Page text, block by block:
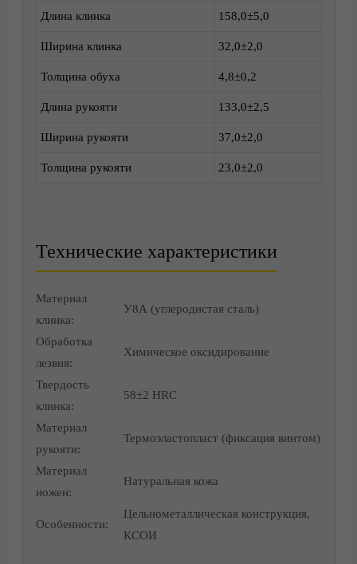
Длина клинка 158,0±5,0
Ширина клинка 32,0±2,0
Толщина обуха 4,8±0,2
Длина рукояти 133,0±2,5
Ширина рукояти 37,0±2,0
Толщина рукояти 23,0±2,0
Технические характеристики
Материал
клинка:
У8А (углеродистая сталь)
Обработка
лезвия:
Химическое оксидирование
Твердость
клинка:
58±2 HRC
Материал
рукояти:
Термоэластопласт (фиксация винтом)
Материал
ножен:
Натуральная кожа
Особенности:
Цельнометаллическая конструкция,
КСОИ